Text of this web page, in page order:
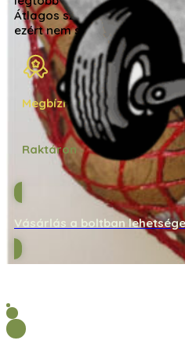
Átlagos szárazanyag-
ezért nem szétfövő, jó
Megbízható bolt
Raktáron
Vásárlás a boltban